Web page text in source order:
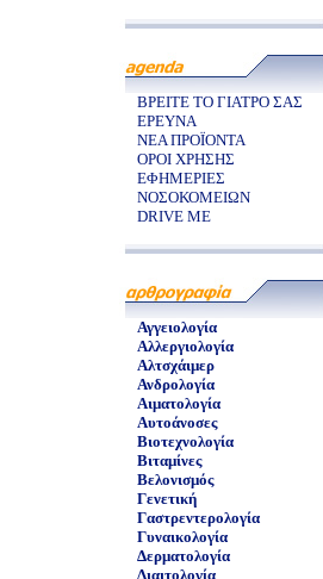
ΒΡΕΙΤΕ ΤΟ ΓΙΑΤΡΟ ΣΑΣ
ΕΡΕΥΝΑ
ΝΕΑ ΠΡΟΪΟΝΤΑ
ΟΡΟΙ ΧΡΗΣΗΣ
ΕΦΗΜΕΡΙΕΣ
ΝΟΣΟΚΟΜΕΙΩΝ
DRIVE ME
Αγγειολογία
Αλλεργιολογία
Αλτσχάιμερ
Ανδρολογία
Αιματολογία
Αυτοάνοσες
Βιοτεχνολογία
Βιταμίνες
Βελονισμός
Γενετική
Γαστρεντερολογία
Γυναικολογία
Δερματολογία
Διαιτολογία